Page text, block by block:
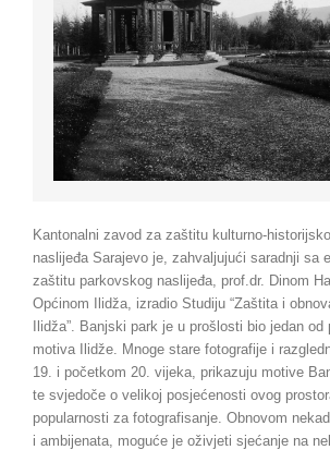
Kantonalni zavod za zaštitu kulturno-
naslijeđa Sarajevo je, zahvaljujući saradnji sa
zaštitu parkovskog naslijeđa, prof.dr. Dinom
Općinom Ilidža, izradio Studiju “Zaštita i
Ilidža”. Banjski park je u prošlosti bio jedan
motiva Ilidže. Mnoge stare fotografije i
19. i početkom 20. vijeka, prikazuju motive
te svjedoče o velikoj posjećenosti ovog
popularnosti za fotografisanje. Obnovom
i ambijenata, moguće je oživjeti sjećanje na